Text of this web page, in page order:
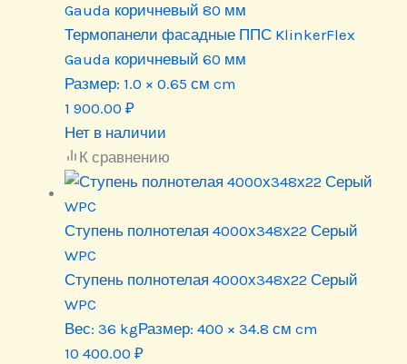
Gauda коричневый 80 мм
Термопанели фасадные ППС KlinkerFlex
Gauda коричневый 60 мм
Размер: 1.0 × 0.65 см cm
1 900.00 ₽
Нет в наличии
К сравнению
Ступень полнотелая 4000х348х22 Серый
WPC
Ступень полнотелая 4000х348х22 Серый
WPC
Вес: 36 kgРазмер: 400 × 34.8 см cm
10 400.00 ₽